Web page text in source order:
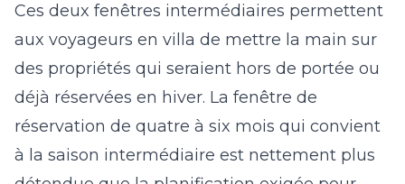
Ces deux fenêtres intermédiaires permettent
aux voyageurs en villa de mettre la main sur
des propriétés qui seraient hors de portée ou
déjà réservées en hiver. La fenêtre de
réservation de quatre à six mois qui convient
à la saison intermédiaire est nettement plus